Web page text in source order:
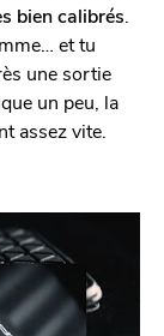
bien calibrés
et tu
une sortie
un peu, la
assez vite.